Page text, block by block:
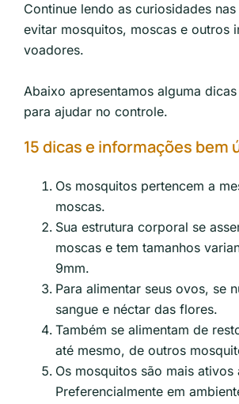
Continue lendo as curiosidades
evitar mosquitos, moscas e outros
voadores.
Abaixo apresentamos alguma
para ajudar no controle.
15 dicas e informações bem
Os mosquitos pertencem a
moscas.
Sua estrutura corporal se
moscas e tem tamanhos
9mm.
Para alimentar seus ovos, se
sangue e néctar das flores.
Também se alimentam de
até mesmo, de outros
Os mosquitos são mais ativos
Preferencialmente em